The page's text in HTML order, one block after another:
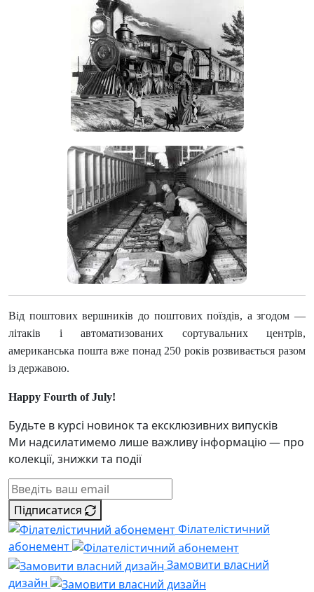
Від поштових вершників до поштових поїздів, а згодом —
літаків і автоматизованих сортувальних центрів,
американська пошта вже понад 250 років розвивається разом
із державою.
Happy Fourth of July!
Будьте в курсі новинок та ексклюзивних випусків
Ми надсилатимемо лише важливу інформацію — про
колекції, знижки та події
Підписатися
Філателістичний
абонемент
Замовити власний
дизайн